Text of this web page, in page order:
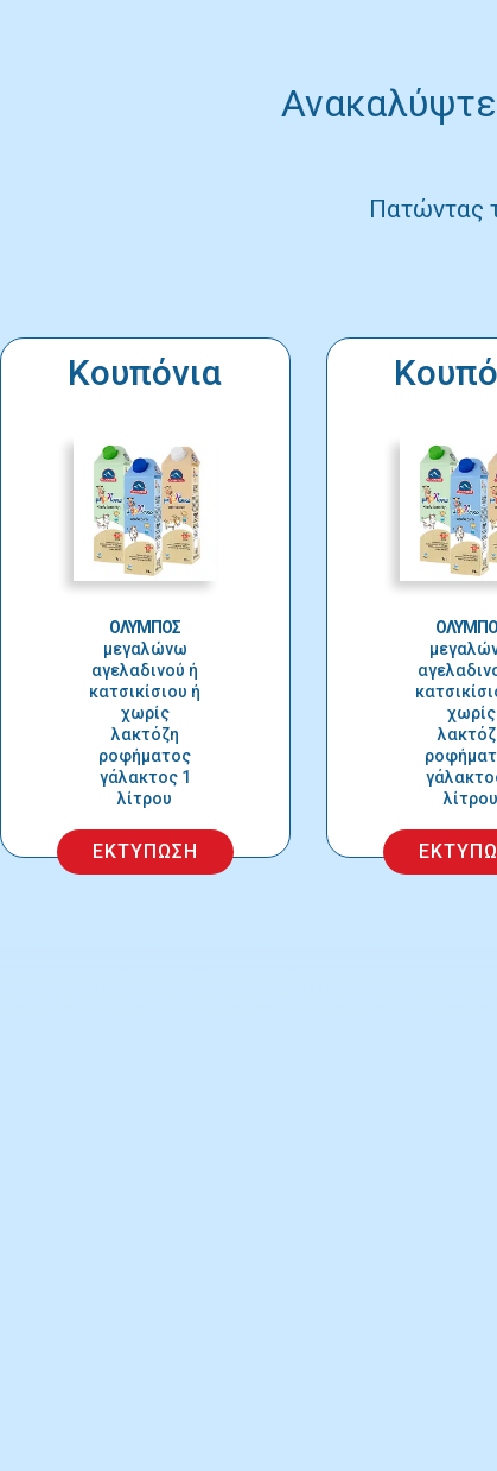
Ανακαλύψτε
Πατώντας
Κουπόνια
ΟΛΥΜΠΟΣ
μεγαλώνω
αγελαδινού ή
κατσικίσιου ή
χωρίς
λακτόζη
ροφήματος
γάλακτος 1
λίτρου
ΕΚΤΥΠΩΣΗ
χωρίς
λίτρου